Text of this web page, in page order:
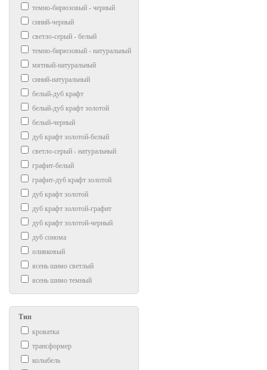
темно-бирюзовый - черный
синий-черный
светло-серый - белый
темно-бирюзовый - натуральный
мятный-натуральный
синий-натуральный
белый-дуб крафт
белый-дуб крафт золотой
белый-черный
дуб крафт золотой-белый
светло-серый - натуральный
графит-белый
графит-дуб крафт золотой
дуб крафт золотой
дуб крафт золотой-графит
дуб крафт золотой-черный
дуб сонома
оливковый
ясень шимо светлый
ясень шимо темный
Тип
кроватка
трансформер
колыбель